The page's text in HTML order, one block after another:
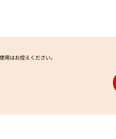
はお控えください。​